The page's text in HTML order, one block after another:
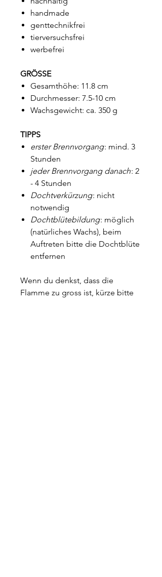
handmade
genttechnikfrei
tierversuchsfrei
werbefrei
GRÖSSE
Gesamthöhe: 11.8 cm
Durchmesser: 7.5-10 cm
Wachsgewicht: ca. 350 g
TIPPS
erster Brennvorgang: mind. 3
Stunden
jeder Brennvorgang danach: 2
- 4 Stunden
Dochtverkürzung: nicht
notwendig
Dochtblütebildung: möglich
(natürliches Wachs), beim
Auftreten bitte die Dochtblüte
entfernen
Wenn du denkst, dass die
Flamme zu gross ist, kürze bitte